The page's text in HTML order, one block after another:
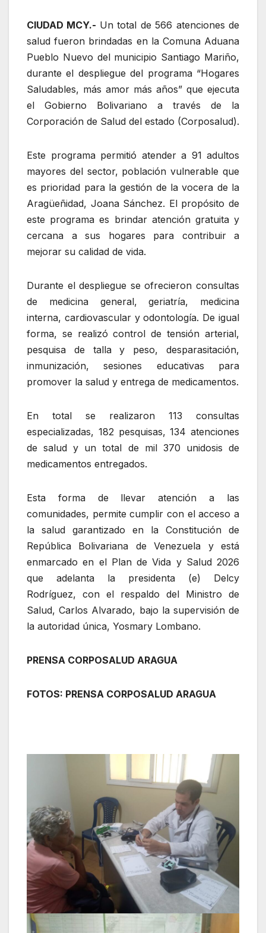
CIUDAD MCY.- Un total de 566 atenciones de
salud fueron brindadas en la Comuna Aduana
Pueblo Nuevo del municipio Santiago Mariño,
durante el despliegue del programa “Hogares
Saludables, más amor más años” que ejecuta
el Gobierno Bolivariano a través de la
Corporación de Salud del estado (Corposalud).
Este programa permitió atender a 91 adultos
mayores del sector, población vulnerable que
es prioridad para la gestión de la vocera de la
Aragüeñidad, Joana Sánchez. El propósito de
este programa es brindar atención gratuita y
cercana a sus hogares para contribuir a
mejorar su calidad de vida.
Durante el despliegue se ofrecieron consultas
de medicina general, geriatría, medicina
interna, cardiovascular y odontología. De igual
forma, se realizó control de tensión arterial,
pesquisa de talla y peso, desparasitación,
inmunización, sesiones educativas para
promover la salud y entrega de medicamentos.
En total se realizaron 113 consultas
especializadas, 182 pesquisas, 134 atenciones
de salud y un total de mil 370 unidosis de
medicamentos entregados.
Esta forma de llevar atención a las
comunidades, permite cumplir con el acceso a
la salud garantizado en la Constitución de
República Bolivariana de Venezuela y está
enmarcado en el Plan de Vida y Salud 2026
que adelanta la presidenta (e) Delcy
Rodríguez, con el respaldo del Ministro de
Salud, Carlos Alvarado, bajo la supervisión de
la autoridad única, Yosmary Lombano.
PRENSA CORPOSALUD ARAGUA
FOTOS: PRENSA CORPOSALUD ARAGUA